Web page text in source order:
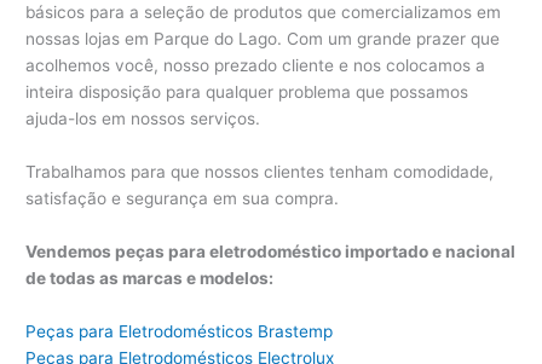
básicos para a seleção de produtos que comercializamos em
nossas lojas em Parque do Lago. Com um grande prazer que
acolhemos você, nosso prezado cliente e nos colocamos a
inteira disposição para qualquer problema que possamos
ajuda-los em nossos serviços.
Trabalhamos para que nossos clientes tenham comodidade,
satisfação e segurança em sua compra.
Vendemos peças para eletrodoméstico importado e nacional
de todas as marcas e modelos:
Peças para Eletrodomésticos Brastemp
Peças para Eletrodomésticos Electrolux